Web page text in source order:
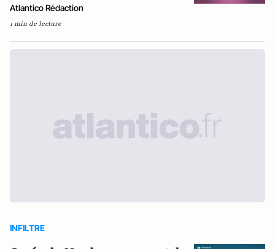
Atlantico Rédaction
1 min de lecture
INFILTRE